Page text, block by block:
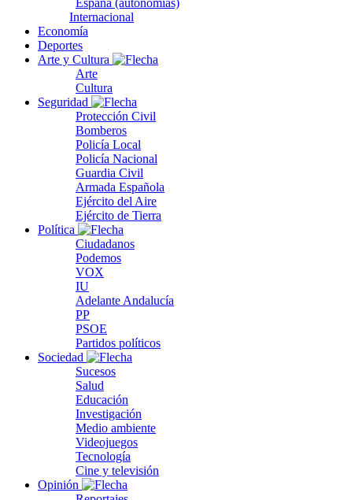
España (autonomías)
Internacional
Economía
Deportes
Arte y Cultura
Arte
Cultura
Seguridad
Protección Civil
Bomberos
Policía Local
Policía Nacional
Guardia Civil
Armada Española
Ejército del Aire
Ejército de Tierra
Política
Ciudadanos
Podemos
VOX
IU
Adelante Andalucía
PP
PSOE
Partidos políticos
Sociedad
Sucesos
Salud
Educación
Investigación
Medio ambiente
Videojuegos
Tecnología
Cine y televisión
Opinión